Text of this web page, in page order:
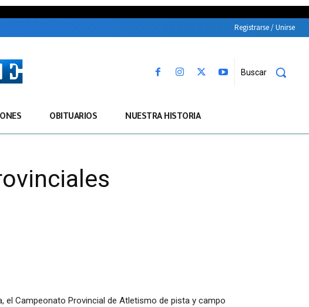
Registrarse / Unirse
Buscar
OBITUARIOS NUESTRA HISTORIA
el Campeonato Provincial de Atletismo de pista y campo